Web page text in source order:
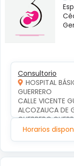
Consultorio
HOSPITAL
GUERRERO
CALLE VICENTE
ALCOZAUCA DE
Horarios